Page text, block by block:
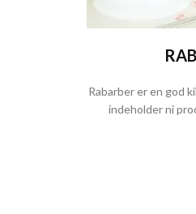
Rabarber er en god
indeholder ni